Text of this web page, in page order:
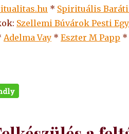
* Spirituális
Szellemi Búvárok Pesti
Adelma Vay * Eszter M Papp *